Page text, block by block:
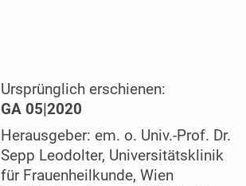
Ursprünglich erschienen:
GA 05|2020
Herausgeber: em. o. Univ.-Prof. Dr.
Sepp Leodolter, Universitätsklinik
für Frauenheilkunde, Wien